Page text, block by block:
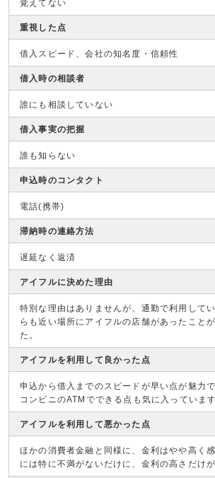
覚えてない
重視した点
借入スピード、会社の知名度・信頼性
借入時の相談者
誰にも相談していない
借入事実の把握
誰も知らない
申込時のコンタクト
電話(携帯)
滞納時の連絡方法
遅延なく返済
アイフルに決めた理由
特別な理由はありませんが、通勤で利用して
らも近い場所にアイフルの店舗があったこと
た。
アイフルを利用して良かった点
申込から借入までのスピードが早い点が魅力
コンビニのATMでできる点も気に入っています
アイフルを利用して悪かった点
ほかの消費者金融と同様に、金利はやや高く
には特に不満がないだけに、金利の高さだけ